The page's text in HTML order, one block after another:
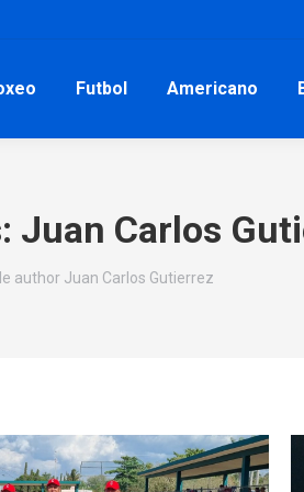
Futbol Americano
Juan Carlos
author Juan Carlos Gutierrez